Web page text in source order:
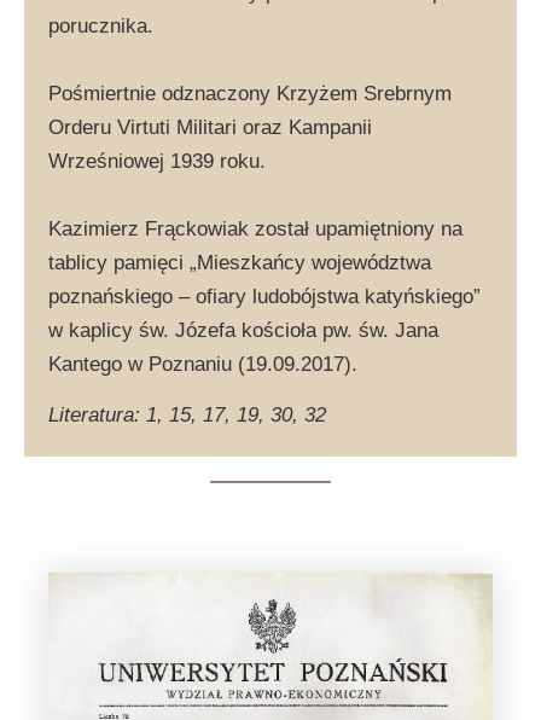
porucznika.
Pośmiertnie odznaczony Krzyżem Srebrnym
Orderu Virtuti Militari oraz Kampanii
Wrześniowej 1939 roku.
Kazimierz Frąckowiak został upamiętniony na
tablicy pamięci „Mieszkańcy województwa
poznańskiego – ofiary ludobójstwa katyńskiego”
w kaplicy św. Józefa kościoła pw. św. Jana
Kantego w Poznaniu (19.09.2017).
Literatura: 1, 15, 17, 19, 30, 32